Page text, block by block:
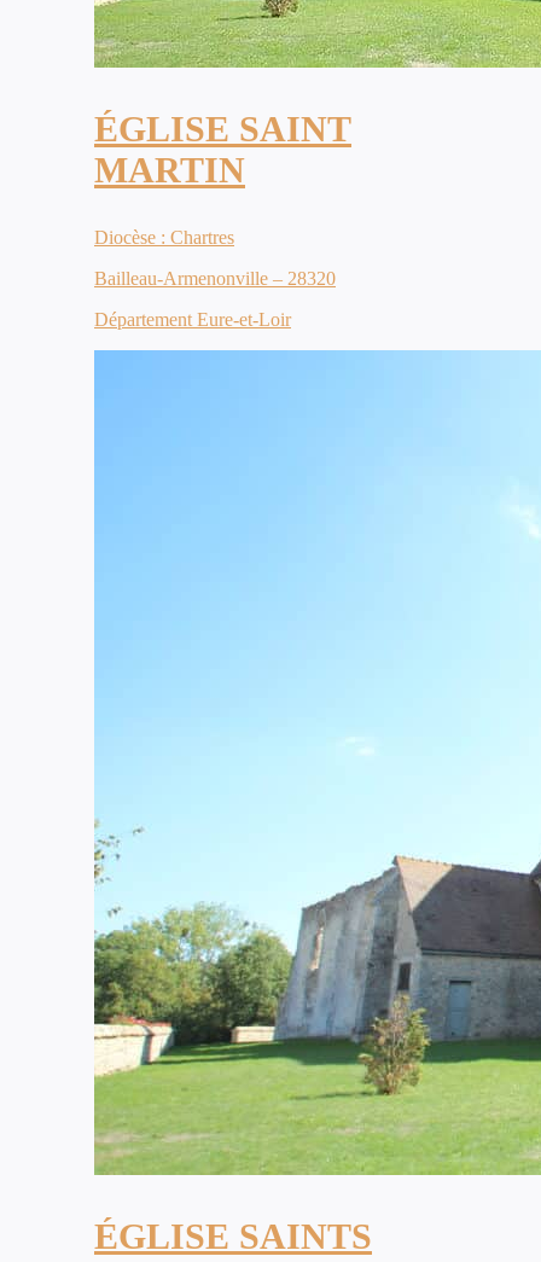
ÉGLISE SAINT
MARTIN
Diocèse : Chartres
Bailleau-Armenonville – 28320
Département Eure-et-Loir
ÉGLISE SAINTS